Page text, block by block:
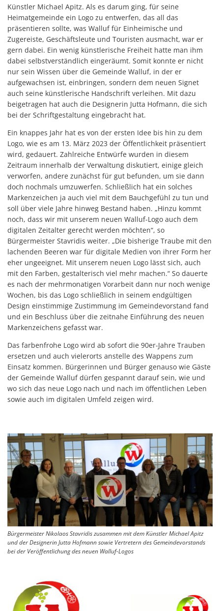
Künstler Michael Apitz. Als es darum ging, für seine
Heimatgemeinde ein Logo zu entwerfen, das all das
präsentieren sollte, was Walluf für Einheimische und
Zugereiste, Geschäftsleute und Touristen ausmacht, war er
gern dabei. Ein wenig künstlerische Freiheit hatte man ihm
dabei selbstverständlich eingeräumt. Somit konnte er nicht
nur sein Wissen über die Gemeinde Walluf, in der er
aufgewachsen ist, einbringen, sondern dem neuen Signet
auch seine künstlerische Handschrift verleihen. Mit dazu
beigetragen hat auch die Designerin Jutta Hofmann, die sich
bei der Schriftgestaltung eingebracht hat.
Ein knappes Jahr hat es von der ersten Idee bis hin zu dem
Logo, wie es am 13. März 2023 der Öffentlichkeit präsentiert
wird, gedauert. Zahlreiche Entwürfe wurden in diesem
Zeitraum innerhalb der Verwaltung diskutiert, einige gleich
verworfen, andere zunächst für gut befunden, um sie dann
doch nochmals umzuwerfen. Schließlich hat ein solches
Markenzeichen ja auch viel mit dem Bauchgefühl zu tun und
soll über viele Jahre hinweg Bestand haben. „Hinzu kommt
noch, dass wir mit unserem neuen Walluf-Logo auch dem
digitalen Zeitalter gerecht werden möchten“, so
Bürgermeister Stavridis weiter. „Die bisherige Traube mit den
lachenden Beeren war für digitale Medien von ihrer Form her
eher ungeeignet. Mit unserem neuen Logo lässt sich, auch
mit den Farben, gestalterisch viel mehr machen.“ So dauerte
es nach der mehrmonatigen Vorarbeit dann nur noch wenige
Wochen, bis das Logo schließlich in seinem endgültigen
Design einstimmige Zustimmung im Gemeindevorstand fand
und ein Beschluss über die zeitnahe Einführung des neuen
Markenzeichens gefasst war.
Das farbenfrohe Logo wird ab sofort die 90er-Jahre Trauben
ersetzen und auch vielerorts anstelle des Wappens zum
Einsatz kommen. Bürgerinnen und Bürger genauso wie Gäste
der Gemeinde Walluf dürfen gespannt darauf sein, wie und
wo sich das neue Logo nach und nach im öffentlichen Leben
sowie auch im digitalen Umfeld zeigen wird.
Bürgermeister Nikolaos Stavridis zusammen mit dem Künstler Michael Apitz
und der Designerin Jutta Hofmann sowie Vertretern des Gemeindevorstands
bei der Veröffentlichung des neuen Walluf-Logos